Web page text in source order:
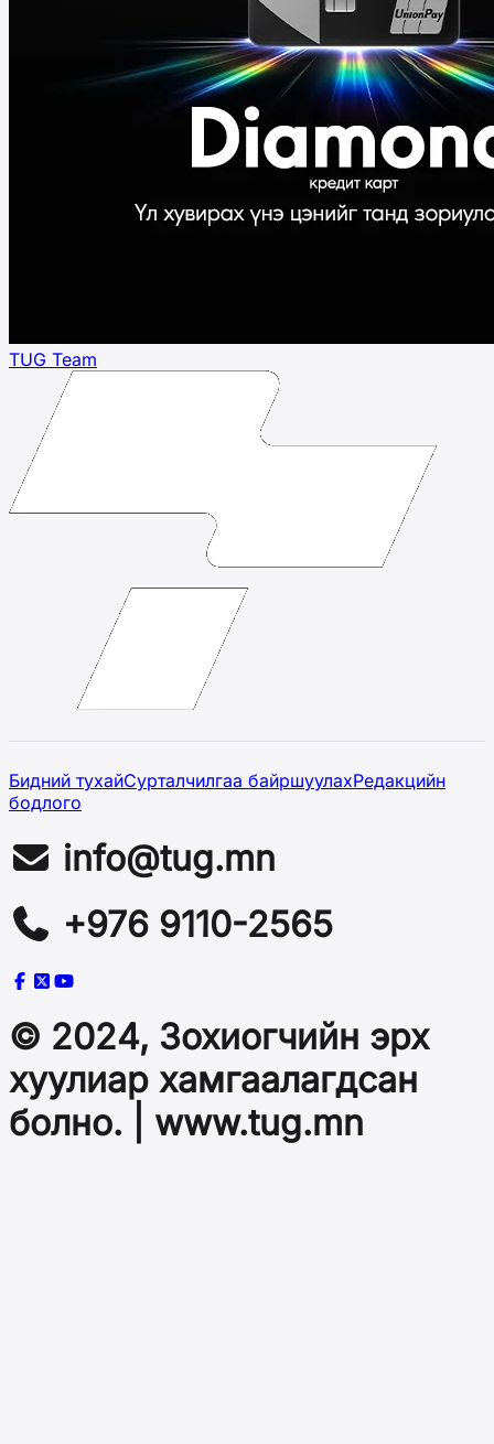
TUG Team
Бидний тухайСурталчилгаа байршуулахРедакцийн
бодлого
info@tug.mn
+976 9110-2565
© 2024, Зохиогчийн эрх
хуулиар хамгаалагдсан
болно. | www.tug.mn